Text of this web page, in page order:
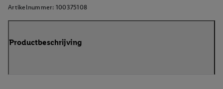
Artikelnummer: 100375108
Productbeschrijving